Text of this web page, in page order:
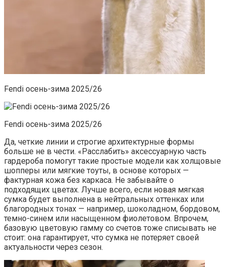
Fendi осень-зима 2025/26
Fendi осень-зима 2025/26
Да, четкие линии и строгие архитектурные формы
больше не в чести. «Расслабить» аксессуарную часть
гардероба помогут такие простые модели как холщовые
шопперы или мягкие тоуты, в основе которых —
фактурная кожа без каркаса. Не забывайте о
подходящих цветах. Лучше всего, если новая мягкая
сумка будет выполнена в нейтральных оттенках или
благородных тонах — например, шоколадном, бордовом,
темно-синем или насыщенном фиолетовом. Впрочем,
базовую цветовую гамму со счетов тоже списывать не
стоит: она гарантирует, что сумка не потеряет своей
актуальности через сезон.